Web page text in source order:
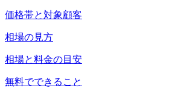
価格帯と対象顧客
相場の見方
相場と料金の目安
無料でできること